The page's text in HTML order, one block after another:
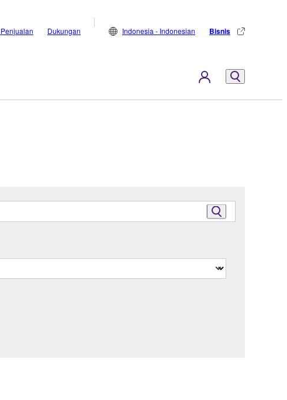
Dukungan Indonesia - Indonesian Bisnis